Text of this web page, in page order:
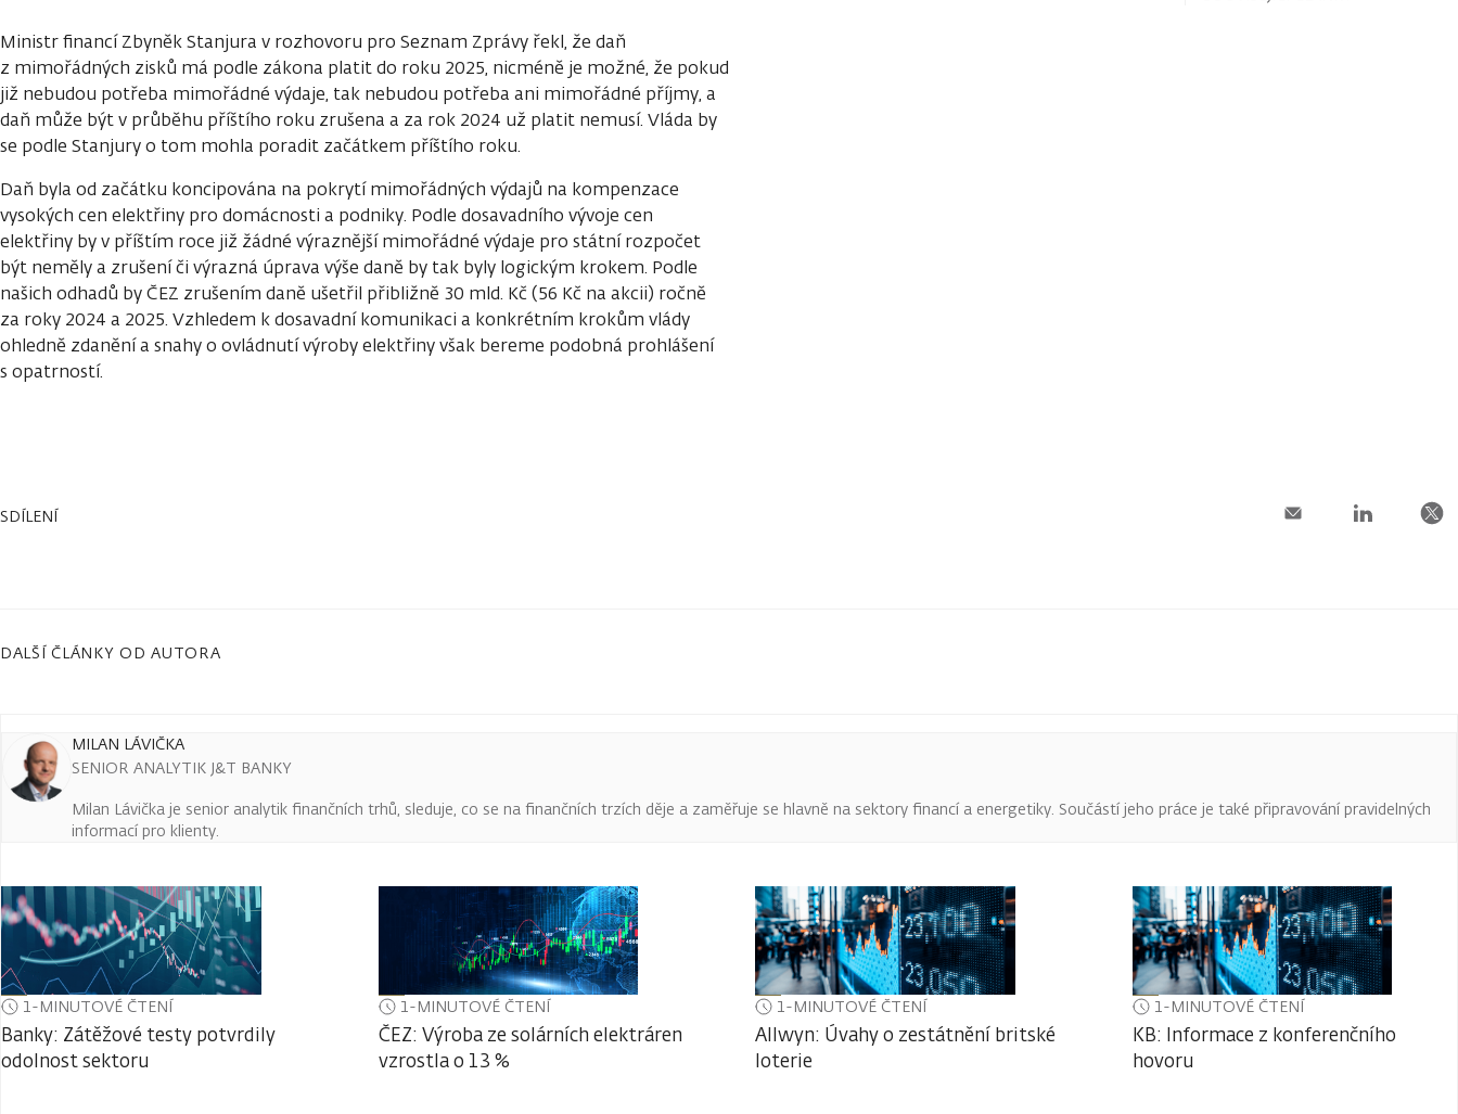
Ministr financí Zbyněk Stanjura v rozhovoru pro Seznam Zprávy řekl, že daň
z mimořádných zisků má podle zákona platit do roku 2025, nicméně je možné, že pokud
již nebudou potřeba mimořádné výdaje, tak nebudou potřeba ani mimořádné příjmy, a
daň může být v průběhu příštího roku zrušena a za rok 2024 už platit nemusí. Vláda by
se podle Stanjury o tom mohla poradit začátkem příštího roku.
Daň byla od začátku koncipována na pokrytí mimořádných výdajů na kompenzace
vysokých cen elektřiny pro domácnosti a podniky. Podle dosavadního vývoje cen
elektřiny by v příštím roce již žádné výraznější mimořádné výdaje pro státní rozpočet
být neměly a zrušení či výrazná úprava výše daně by tak byly logickým krokem. Podle
našich odhadů by ČEZ zrušením daně ušetřil přibližně 30 mld. Kč (56 Kč na akcii) ročně
za roky 2024 a 2025. Vzhledem k dosavadní komunikaci a konkrétním krokům vlády
ohledně zdanění a snahy o ovládnutí výroby elektřiny však bereme podobná prohlášení
s opatrností.
SDÍLENÍ
DALŠÍ ČLÁNKY OD AUTORA
MILAN LÁVIČKA
SENIOR ANALYTIK J&T BANKY
Milan Lávička je senior analytik finančních trhů, sleduje, co se na finančních trzích děje a zaměřuje se hlavně na sektory financí a energetiky. Součástí jeho práce je také připravování pravidelných
informací pro klienty.
1-MINUTOVÉ ČTENÍ
Banky: Zátěžové testy potvrdily
odolnost sektoru
1-MINUTOVÉ ČTENÍ
ČEZ: Výroba ze solárních elektráren
vzrostla o 13 %
1-MINUTOVÉ ČTENÍ
Allwyn: Úvahy o zestátnění britské
loterie
1-MINUTOVÉ ČTENÍ
KB: Informace z konferenčního
hovoru